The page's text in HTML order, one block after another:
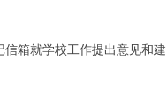
箱就学校工作提出意见和建